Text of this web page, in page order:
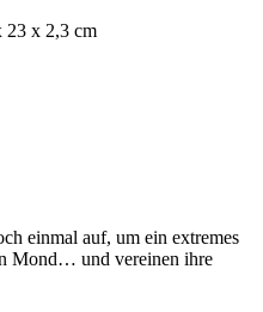
23 x 2,3 cm
einmal auf, um ein extremes
Mond… und vereinen ihre